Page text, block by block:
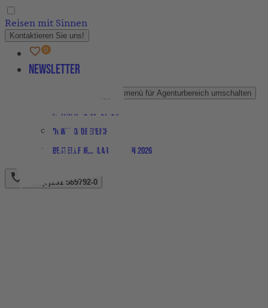
Reisen mit Sinnen
Kontaktieren Sie uns!
Newsletter
Untermenü für Agenturbereich umschalten
Downloadbereich
Bestellformular Magazin 2026
+49 (0)231 589792-0